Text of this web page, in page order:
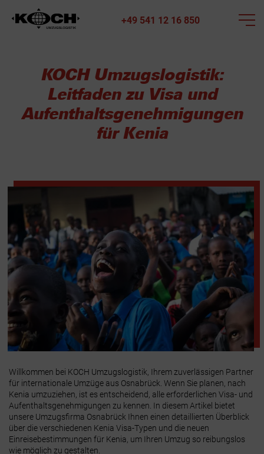
+49 541 12 16 850
KOCH Umzugslogistik:
Leitfaden zu Visa und
Aufenthaltsgenehmigungen
für Kenia
Willkommen bei KOCH Umzugslogistik, Ihrem zuverlässigen Partner
für internationale Umzüge aus Osnabrück. Wenn Sie planen, nach
Kenia umzuziehen, ist es entscheidend, alle erforderlichen Visa- und
Aufenthaltsgenehmigungen zu kennen. In diesem Artikel bietet
unsere Umzugsfirma Osnabrück Ihnen einen detaillierten Überblick
über die verschiedenen Kenia Visa-Typen und die neuen
Einreisebestimmungen für Kenia, um Ihren Umzug so reibungslos
wie möglich zu gestalten.